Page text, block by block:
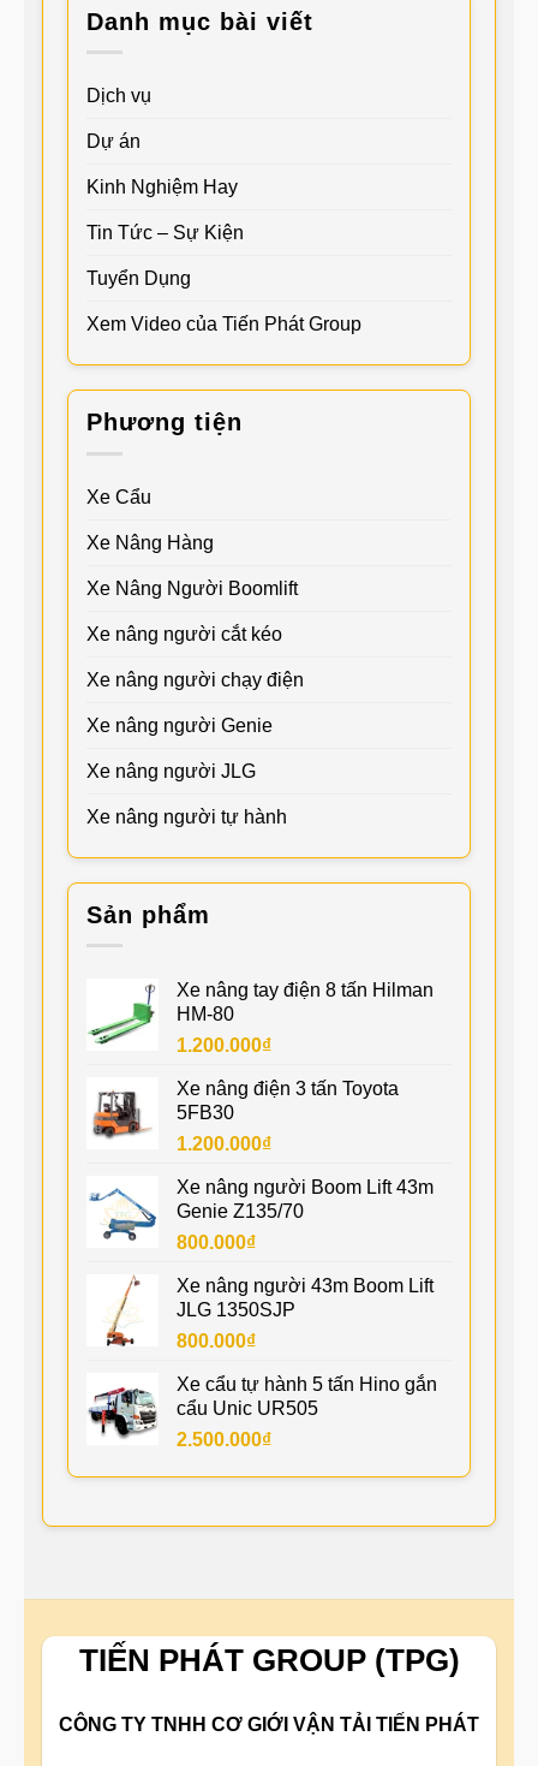
Danh mục bài viết
Dịch vụ
Dự án
Kinh Nghiệm Hay
Tin Tức – Sự Kiện
Tuyển Dụng
Xem Video của Tiến Phát Group
Phương tiện
Xe Cẩu
Xe Nâng Hàng
Xe Nâng Người Boomlift
Xe nâng người cắt kéo
Xe nâng người chạy điện
Xe nâng người Genie
Xe nâng người JLG
Xe nâng người tự hành
Sản phẩm
Xe nâng tay điện 8 tấn Hilman
HM-80
1.200.000₫
Xe nâng điện 3 tấn Toyota
5FB30
1.200.000₫
Xe nâng người Boom Lift 43m
Genie Z135/70
800.000₫
Xe nâng người 43m Boom Lift
JLG 1350SJP
800.000₫
Xe cẩu tự hành 5 tấn Hino gắn
cẩu Unic UR505
2.500.000₫
TIẾN PHÁT GROUP (TPG)
CÔNG TY TNHH CƠ GIỚI VẬN TẢI TIẾN PHÁT